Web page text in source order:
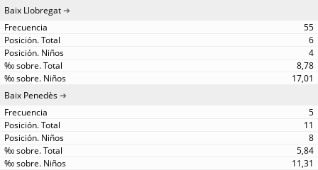
Baix Llobregat
55
6
4
8,78
17,01
Baix Penedès
5
11
8
5,84
11,31